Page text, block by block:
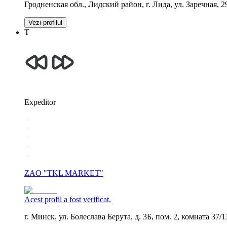
Гродненская обл., Лидский район, г. Лида, ул. Заречная,
Vezi profilul
Т
Expeditor
ZAO "TKL MARKET"
Acest profil a fost verificat.
г. Минск, ул. Болеслава Берута, д. 3Б, пом. 2, комната 37/